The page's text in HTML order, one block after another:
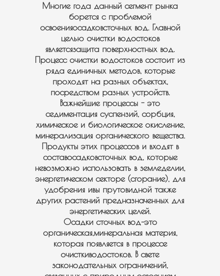
Многие года данный сегмент рынка
борется с проблемой
освоенияосадковсточных вод. Главной
целью очистки водостоков
являетсязащита поверхностных вод.
Процесс очистки водостоков состоит из
ряда единичных методов, которые
проходят на разных объектах,
посредством разных устройств.
Важнейшие процессы - это
седиментация суспензий, сорбция,
химическое и биологическое окисление,
минерализация органического вещества.
Продукты этих процессов и входят в
составосадковсточных вод, которые
невозможно использовать в земледелии,
энергетическом секторе (сгорание), для
удобрения ивы прутовидной также
других растений предназначенных для
энергетических целей.
Осадки сточных вод–это
органическая,минеральная материя,
которая появляется в процессе
очисткиводостоков. В свете
законодательных ограничений,